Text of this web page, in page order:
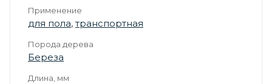
Применение
для пола,транспортная
Порода дерева
Береза
Длина, мм